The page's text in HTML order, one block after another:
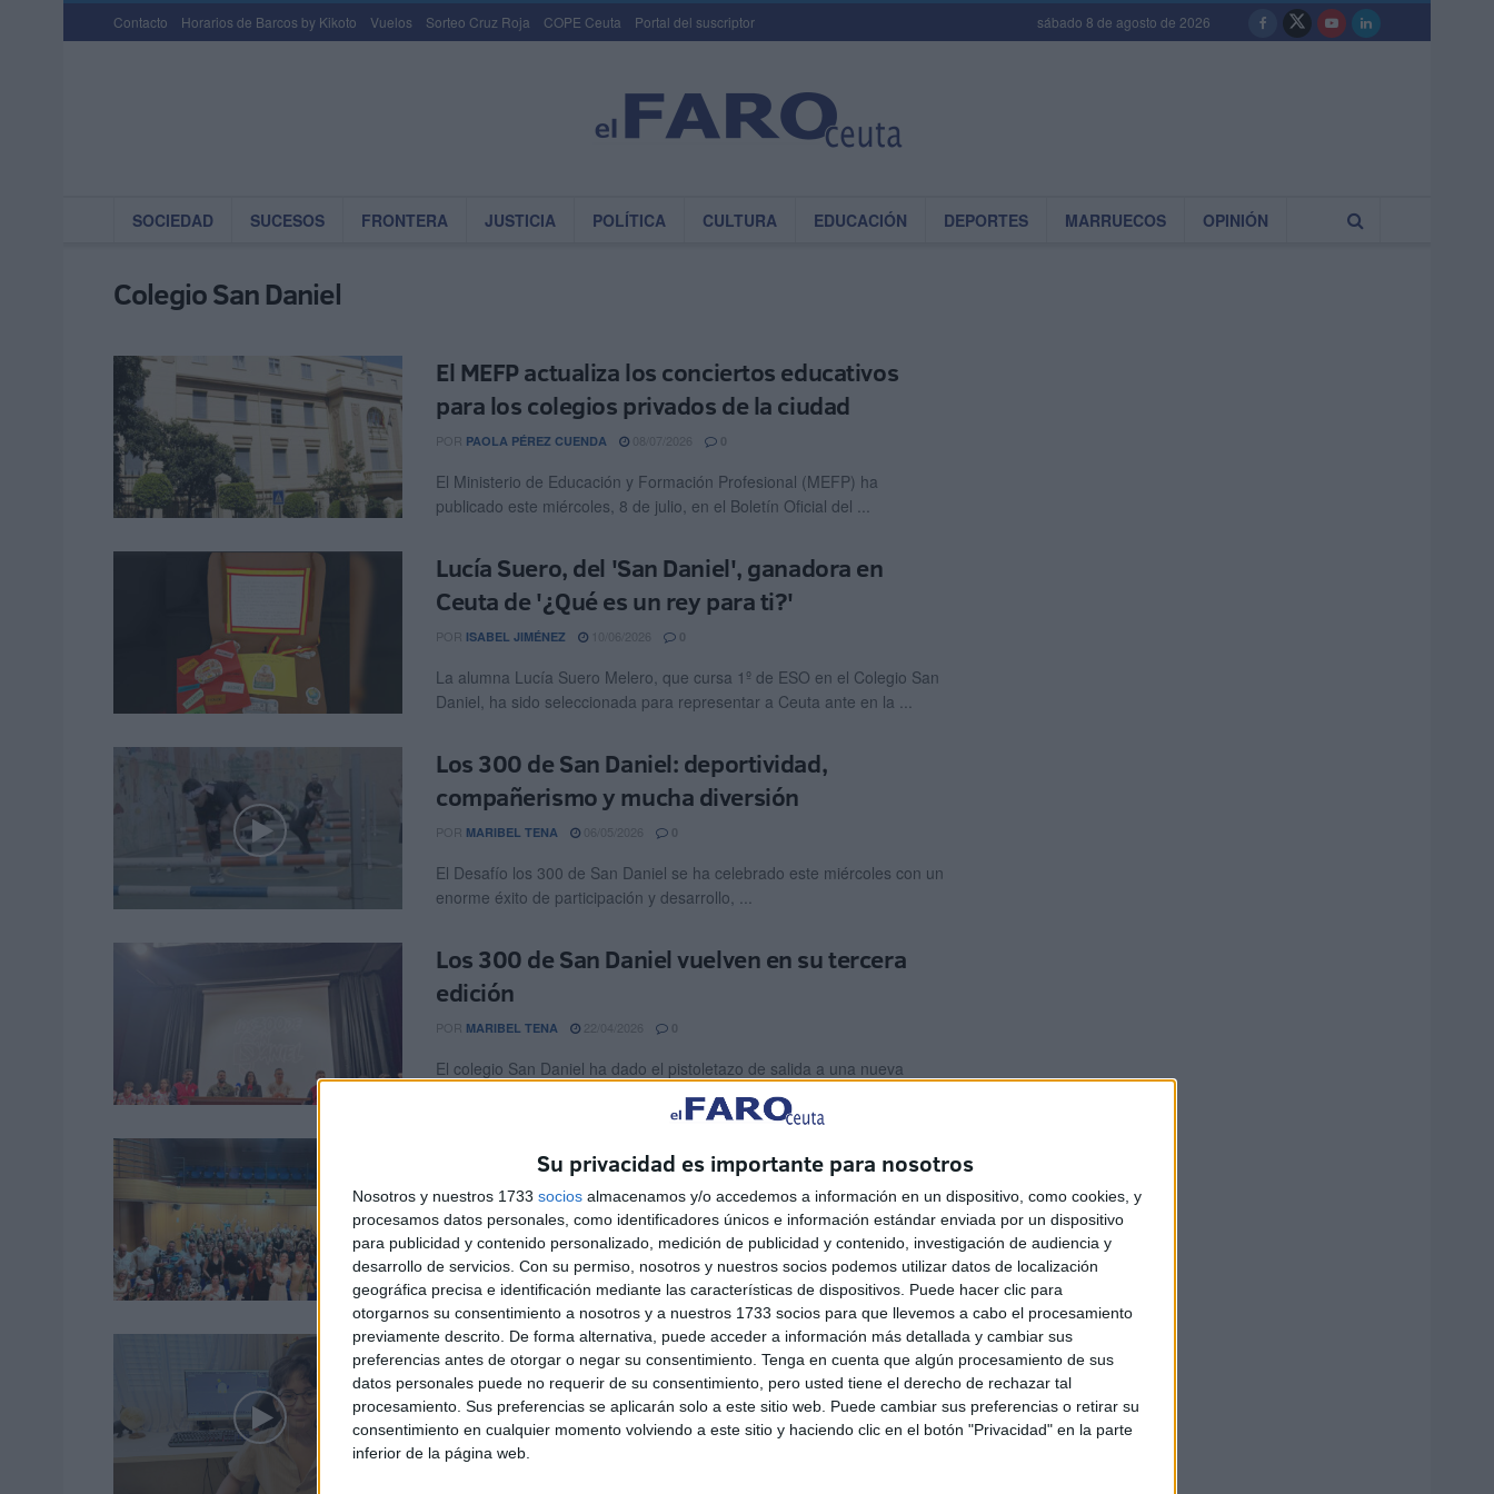
Su privacidad es importante para nosotros
Nosotros y nuestros 1733 socios almacenamos y/o accedemos a información en un dispositivo, como cookies, y
procesamos datos personales, como identificadores únicos e información estándar enviada por un dispositivo
para publicidad y contenido personalizado, medición de publicidad y contenido, investigación de audiencia y
desarrollo de servicios. Con su permiso, nosotros y nuestros socios podemos utilizar datos de localización
geográfica precisa e identificación mediante las características de dispositivos. Puede hacer clic para
otorgarnos su consentimiento a nosotros y a nuestros 1733 socios para que llevemos a cabo el procesamiento
previamente descrito. De forma alternativa, puede acceder a información más detallada y cambiar sus
preferencias antes de otorgar o negar su consentimiento. Tenga en cuenta que algún procesamiento de sus
datos personales puede no requerir de su consentimiento, pero usted tiene el derecho de rechazar tal
procesamiento. Sus preferencias se aplicarán solo a este sitio web. Puede cambiar sus preferencias o retirar su
consentimiento en cualquier momento volviendo a este sitio y haciendo clic en el botón "Privacidad" en la parte
inferior de la página web.
Contacto Horarios de Barcos by Kikoto Vuelos Sorteo Cruz Roja COPE Ceuta Portal del suscriptor sábado 8 de agosto de 2026
SOCIEDAD SUCESOS FRONTERA JUSTICIA POLÍTICA CULTURA EDUCACIÓN DEPORTES MARRUECOS OPINIÓN
Colegio San Daniel
El MEFP actualiza los conciertos educativos
para los colegios privados de la ciudad
POR PAOLA PÉREZ CUENDA 08/07/2026 0
El Ministerio de Educación y Formación Profesional (MEFP) ha
publicado este miércoles, 8 de julio, en el Boletín Oficial del ...
Lucía Suero, del 'San Daniel', ganadora en
Ceuta de '¿Qué es un rey para ti?'
POR ISABEL JIMÉNEZ 0
La alumna Lucía Suero Melero, que cursa 1º de ESO en el Colegio San
Daniel, ha sido seleccionada para representar a Ceuta ante en la ...
Los 300 de San Daniel: deportividad,
compañerismo y mucha diversión
POR MARIBEL TENA 0
El Desafío los 300 de San Daniel se ha celebrado este miércoles con un
enorme éxito de participación y desarrollo, ...
Los 300 de San Daniel vuelven en su tercera
edición
POR MARIBEL TENA 0
El colegio San Daniel ha dado el pistoletazo de salida a una nueva
edición del ‘Desafío de los 300’, una ...
El Sagrado Corazón y el Juan XXIII vuelven a
las antiguas aulas
POR MARÍA VALVERDE 04/10/2025 0
Ya no es lo que era. Su memoria les ha hecho ver sin cortapisas cómo
ha cambiado todo. Ellos ya ...
Mehdi El Hichou, un divulgador científico con
tan solo 11 años
EVA CEREZO 20/07/2025
Su nombre es Mehdi El Hichou, estudia en el Colegio San Daniel de